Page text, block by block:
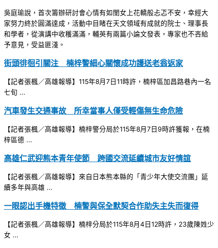
吳庭瑜說，首次籌辦研討會心情有如閨女上花轎般忐忑不安，幸經大
家努力終於圓滿達成，活動中目睹在天文領域有成就的院士、理事長
和學者，從演講中收穫滿滿，輔英有兩篇小論文發表，專家也不吝給
予意見，受益匪淺。
街頭徘徊引關注 楠梓警細心關懷成功護送老翁返家
【記者張楓／高雄報導】115年8月7日11時許，楠梓區加昌路巷內一名
七旬 ...
汽車發生交通事故 所幸當事人僅受輕傷無生命危險
【記者張楓／高雄報導】楠梓警分局於115年8月7日9時許獲報，在楠
梓區德 ...
高雄仁武迎熊本青年使節 跨國交流延續城市友好情誼
【記者張楓／高雄報導】來自日本熊本縣的「青少年大使交流團」延
續多年與高雄 ...
一眼認出手機特徵 楠警與保全默契合作助失主失而復得
【記者張楓／高雄報導】楠梓分局於115年8月4日12時許，23歲陳姓少
女 ...